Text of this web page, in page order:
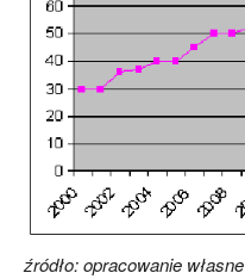
źródło: opracowanie własne